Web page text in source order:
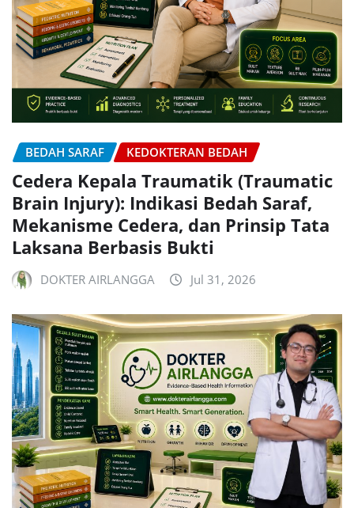
BEDAH SARAF KEDOKTERAN BEDAH
Cedera Kepala Traumatik (Traumatic
Brain Injury): Indikasi Bedah Saraf,
Mekanisme Cedera, dan Prinsip Tata
Laksana Berbasis Bukti
DOKTER AIRLANGGA Jul 31, 2026